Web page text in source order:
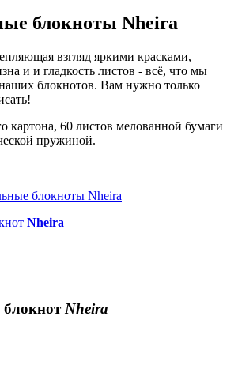
блокноты Nheira
взгляд яркими красками,
и и гладкость листов - всё, что мы
блокнотов. Вам нужно только
картона, 60 листов мелованной бумаги
пружиной.
Nheira
Nheira